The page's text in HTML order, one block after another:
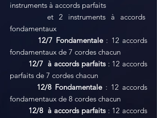
instruments à accords parfaits
et 2 instruments à accords
fondamentaux
12/7 Fondamentale : 12 accords
fondamentaux de 7 cordes chacun
12/7 à accords parfaits : 12 accords
parfaits de 7 cordes chacun
12/8 Fondamentale : 12 accords
fondamentaux de 8 cordes chacun
12/8 à accords parfaits : 12 accords